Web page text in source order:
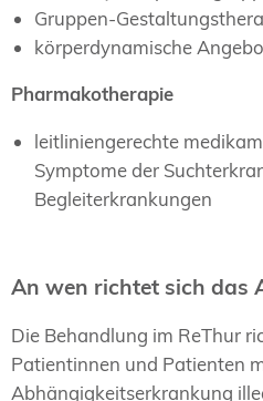
Gruppen-
körperdynamische
Pharmakotherapie
leitliniengerechte
Symptome der
Begleiterkrankungen
An wen richtet sich das
Die Behandlung im ReThur
Patientinnen und Patienten
Abhängigkeitserkrankung